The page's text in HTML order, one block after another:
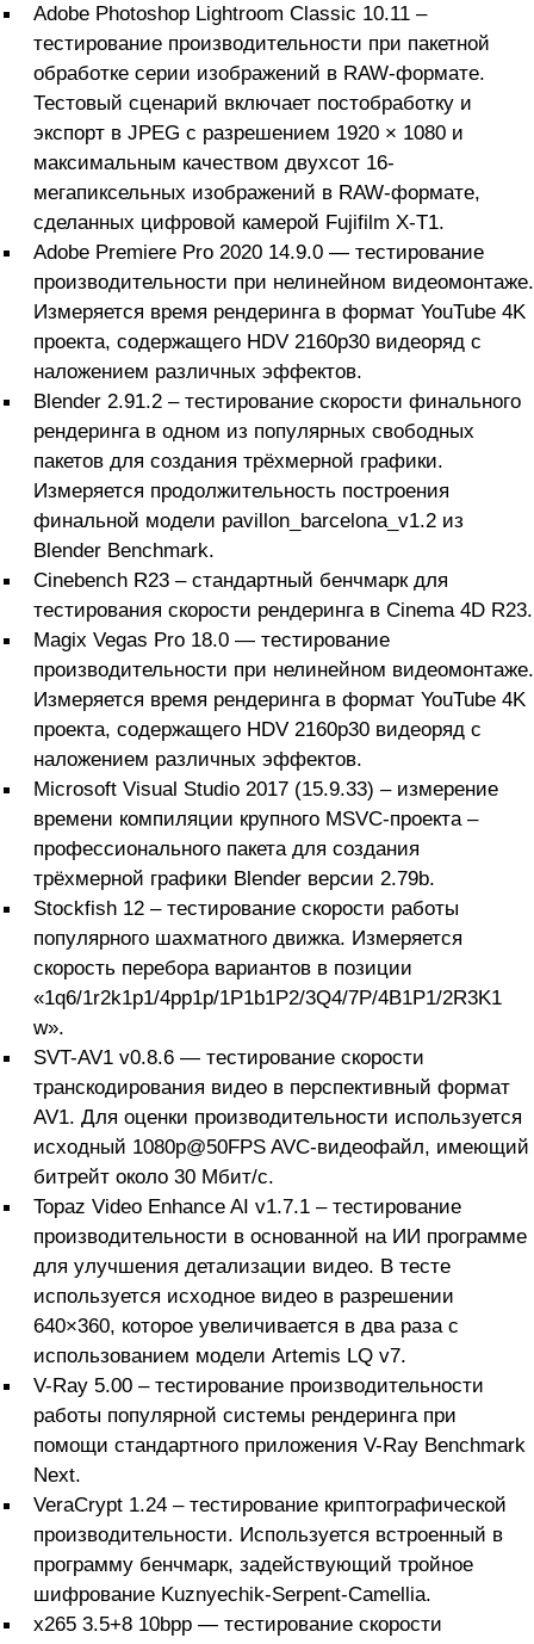
Adobe Photoshop Lightroom Classic 10.11 –
тестирование производительности при пакетной
обработке серии изображений в RAW-формате.
Тестовый сценарий включает постобработку и
экспорт в JPEG с разрешением 1920 × 1080 и
максимальным качеством двухсот 16-
мегапиксельных изображений в RAW-формате,
сделанных цифровой камерой Fujifilm X-T1.
Adobe Premiere Pro 2020 14.9.0 — тестирование
производительности при нелинейном видеомонтаже.
Измеряется время рендеринга в формат YouTube 4K
проекта, содержащего HDV 2160p30 видеоряд с
наложением различных эффектов.
Blender 2.91.2 – тестирование скорости финального
рендеринга в одном из популярных свободных
пакетов для создания трёхмерной графики.
Измеряется продолжительность построения
финальной модели pavillon_barcelona_v1.2 из
Blender Benchmark.
Cinebench R23 – стандартный бенчмарк для
тестирования скорости рендеринга в Cinema 4D R23.
Magix Vegas Pro 18.0 — тестирование
производительности при нелинейном видеомонтаже.
Измеряется время рендеринга в формат YouTube 4K
проекта, содержащего HDV 2160p30 видеоряд с
наложением различных эффектов.
Microsoft Visual Studio 2017 (15.9.33) – измерение
времени компиляции крупного MSVC-проекта –
профессионального пакета для создания
трёхмерной графики Blender версии 2.79b.
Stockfish 12 – тестирование скорости работы
популярного шахматного движка. Измеряется
скорость перебора вариантов в позиции
«1q6/1r2k1p1/4pp1p/1P1b1P2/3Q4/7P/4B1P1/2R3K1
w».
SVT-AV1 v0.8.6 — тестирование скорости
транскодирования видео в перспективный формат
AV1. Для оценки производительности используется
исходный 1080p@50FPS AVC-видеофайл, имеющий
битрейт около 30 Мбит/с.
Topaz Video Enhance AI v1.7.1 – тестирование
производительности в основанной на ИИ программе
для улучшения детализации видео. В тесте
используется исходное видео в разрешении
640×360, которое увеличивается в два раза с
использованием модели Artemis LQ v7.
V-Ray 5.00 – тестирование производительности
работы популярной системы рендеринга при
помощи стандартного приложения V-Ray Benchmark
Next.
VeraCrypt 1.24 – тестирование криптографической
производительности. Используется встроенный в
программу бенчмарк, задействующий тройное
шифрование Kuznyechik-Serpent-Camellia.
x265 3.5+8 10bpp — тестирование скорости